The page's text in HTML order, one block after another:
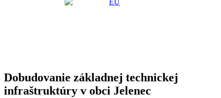
Dobudovanie základnej technickej
infraštruktúry v obci Jelenec